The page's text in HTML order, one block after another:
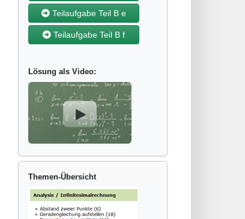
Teilaufgabe Teil B e
Teilaufgabe Teil B f
Lösung als Video:
Themen-Übersicht